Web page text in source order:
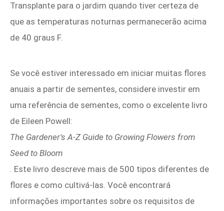
Transplante para o jardim quando tiver certeza de
que as temperaturas noturnas permanecerão acima
de 40 graus F.
Se você estiver interessado em iniciar muitas flores
anuais a partir de sementes, considere investir em
uma referência de sementes, como o excelente livro
de Eileen Powell:
The Gardener's A-Z Guide to Growing Flowers from
Seed to Bloom
. Este livro descreve mais de 500 tipos diferentes de
flores e como cultivá-las. Você encontrará
informações importantes sobre os requisitos de